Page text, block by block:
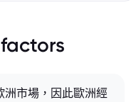
洲市場，因此歐洲經